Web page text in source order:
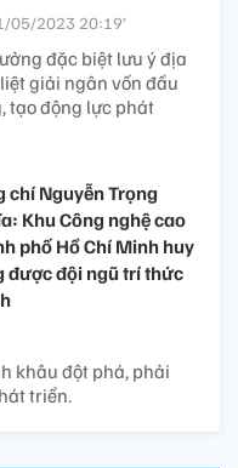
05/2023 20:19’
đặc biệt lưu ý địa
giải ngân vốn đầu
tạo động lực phát
chí Nguyễn Trọng
Khu Công nghệ cao
phố Hồ Chí Minh huy
được đội ngũ trí thức
khâu đột phá, phải
triển.